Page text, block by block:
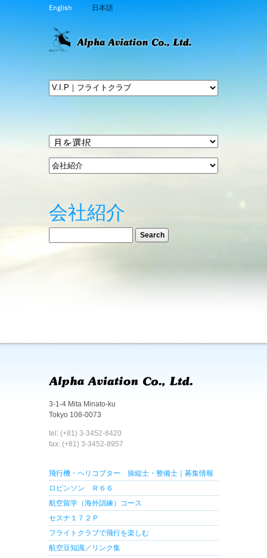
English 日本語
会社紹介
3-1-4 Mita Minato-ku
Tokyo 108-0073
tel: (+81) 3-3452-8420
fax: (+81) 3-3452-8957
飛行機・ヘリコプター 操縦士・整備士｜募集情報
ロビンソン Ｒ６６
航空留学（海外訓練）コース
セスナ１７２Ｐ
フライトクラブで飛行を楽しむ
航空豆知識／リンク集